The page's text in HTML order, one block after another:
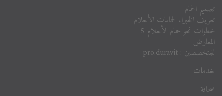
تصميم الحمام
تعريف الخبراء لحمامات الأحلام
خطوات نحو حمام الأحلام 5
المعارض
للمتخصصين : pro.duravit
خدمات
صحافة